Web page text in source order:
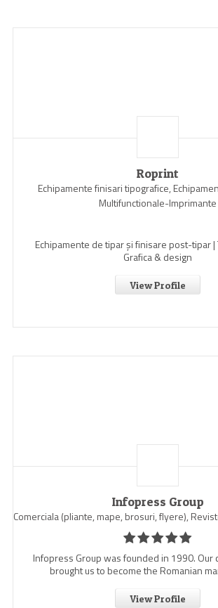
Roprint
Echipamente finisari tipografice,
Multifunctionale-Imprimante
Echipamente de tipar și finisare post-tipar |
Grafica & design
View Profile
Infopress Group
Comerciala (pliante, mape, brosuri, flyere),
Infopress Group was founded in 1990. Our
brought us to become the Romanian
View Profile